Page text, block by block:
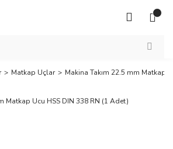
Matkap Uçlar Makina Takım 22.5 mm Matkap